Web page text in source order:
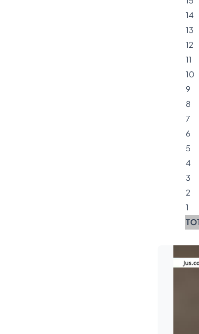
14
13
12
11
10
9
8
7
6
5
4
3
2
1